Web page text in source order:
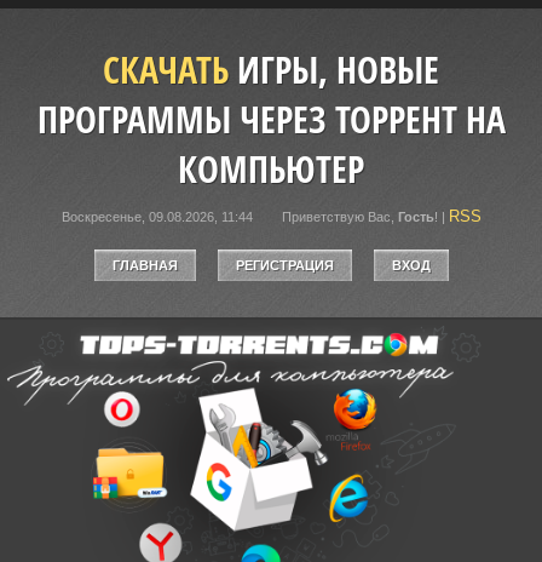
СКАЧАТЬИГРЫ, НОВЫЕ
ПРОГРАММЫ ЧЕРЕЗ ТОРРЕНТ НА
КОМПЬЮТЕР
Воскресенье, 09.08.2026, 11:44 Приветствую Вас Гость! | RSS
ГЛАВНАЯ РЕГИСТРАЦИЯ ВХОД